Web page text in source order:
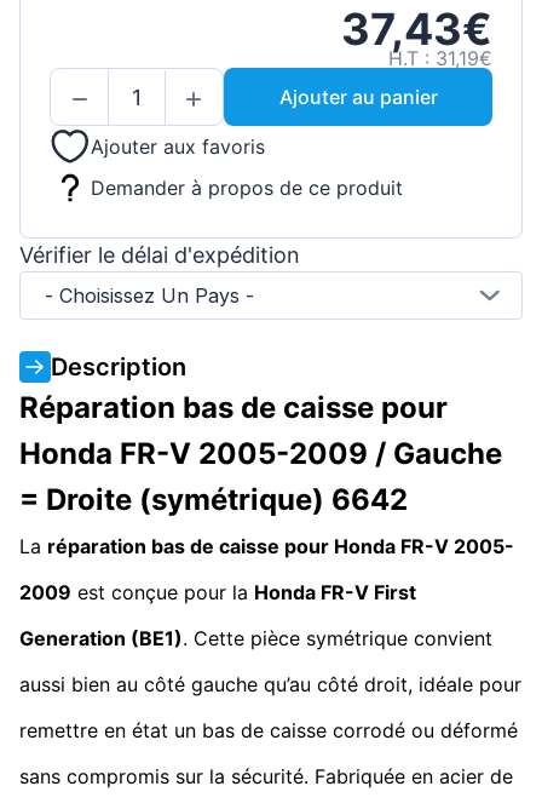
37,43€
H.T : 31,19€
Ajouter au panier
Ajouter aux favoris
Demander à propos de ce produit
Vérifier le délai d'expédition
- Choisissez Un Pays -
Description
Réparation bas de caisse pour
Honda FR-V 2005-2009 / Gauche
= Droite (symétrique) 6642
La réparation bas de caisse pour Honda FR-V 2005-
2009 est conçue pour la Honda FR-V First
Generation (BE1). Cette pièce symétrique convient
aussi bien au côté gauche qu’au côté droit, idéale pour
remettre en état un bas de caisse corrodé ou déformé
sans compromis sur la sécurité. Fabriquée en acier de